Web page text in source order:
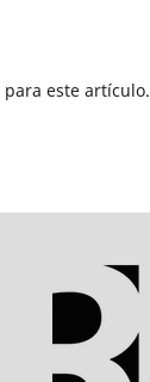
para este artículo.